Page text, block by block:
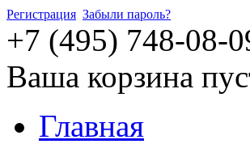
Регистрация Забыли пароль?
+7 (495) 748-08-
Ваша корзина
Главная